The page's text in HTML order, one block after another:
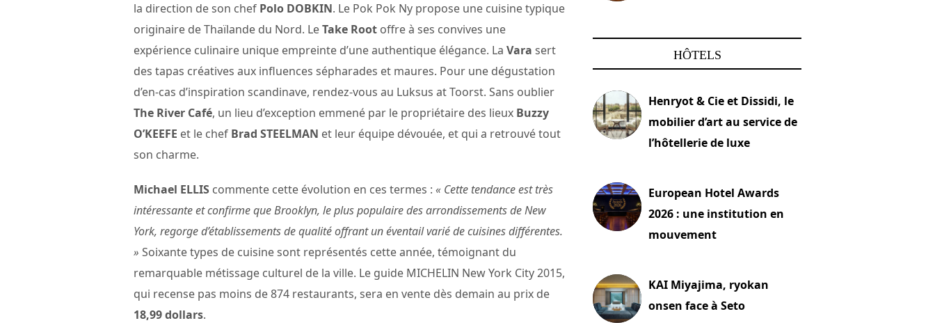
la direction de son chef Polo DOBKIN. Le Pok Pok Ny propose une cuisine typique
originaire de Thaïlande du Nord. LeTake Root offre à ses convives une
expérience culinaire unique empreinte d’une authentique élégance. La Vara sert
des tapas créatives aux influences sépharades et maures. Pour une dégustation
d’en-cas d’inspiration scandinave, rendez-vous au Luksus at Toorst. Sans oublier
The River Café, un lieu d’exception emmené par le propriétaire des lieux Buzzy
O’KEEFE et le chef Brad STEELMAN et leur équipe dévouée, et qui a retrouvé tout
son charme.
Michael ELLIS commente cette évolution en ces termes : « Cette tendance est très
intéressante et confirme que Brooklyn, le plus populaire des arrondissements de New
York, regorge d’établissements de qualité offrant un éventail varié de cuisines différentes.
» Soixante types de cuisine sont représentés cette année, témoignant du
remarquable métissage culturel de la ville. Le guide MICHELIN New York City 2015,
qui recense pas moins de 874 restaurants, sera en vente dès demain au prix de
18,99 dollars.
HÔTELS
Henryot & Cie et Dissidi, le
mobilier d’art au service de
l’hôtellerie de luxe
European Hotel Awards
2026 : une institution en
mouvement
KAI Miyajima, ryokan
onsen face à Seto